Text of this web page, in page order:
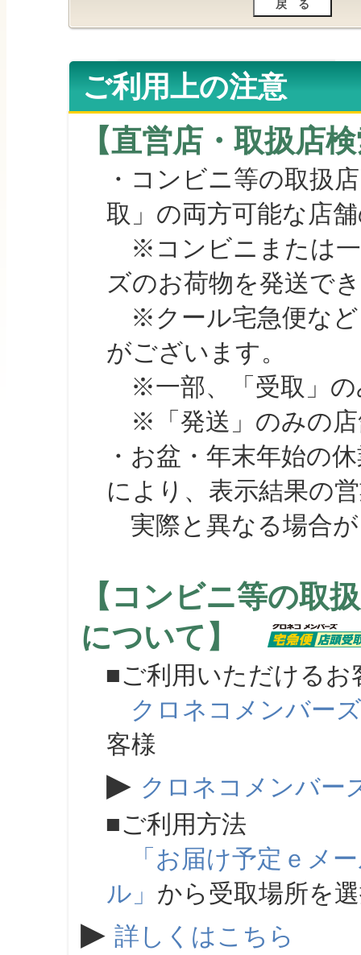
ご利用上の注意
【直営店・取扱店
・コンビニ等の取扱
取」の両方可能な店
※コンビニまたは一
ズのお荷物を発送で
※クール宅急便など
がございます。
※一部、「受取」の
※「発送」のみの店
・お盆・年末年始の
により、表示結果の
実際と異なる場合が
【コンビニ等の取
について】
■ご利用いただけるお
クロネコメンバーズ
客様
▶ クロネコメンバー
■ご利用方法
「お届け予定ｅメ
ル」 から受取場所を
▶ 詳しくはこちら